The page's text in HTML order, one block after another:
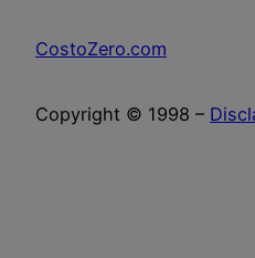
CostoZero.com
Copyright © 1998 –